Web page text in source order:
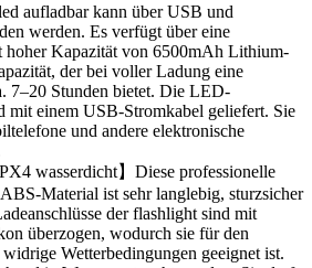
aufladbar kann über USB und
werden. Es verfügt über eine
hoher Kapazität von 6500mAh Lithium-
der bei voller Ladung eine
7–20 Stunden bietet. Die LED-
mit einem USB-Stromkabel geliefert. Sie
und andere elektronische
wasserdicht】Diese professionelle
Material ist sehr langlebig, sturzsicher
der flashlight sind mit
überzogen, wodurch sie für den
Wetterbedingungen geeignet ist.